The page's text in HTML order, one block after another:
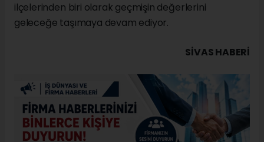
ilçelerinden biri olarak geçmişin değerlerini
geleceğe taşımaya devam ediyor.
SIVAS HABERİ